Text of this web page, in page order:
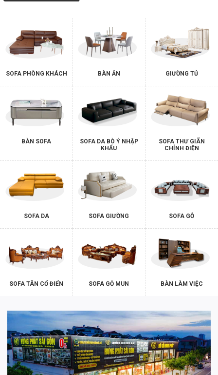
SOFA PHÒNG KHÁCH BÀN ĂN GIƯỜNG TỦ
BÀN SOFA
SOFA DA BÒ Ý NHẬP
KHẨU
SOFA THƯ GIÃN
CHỈNH ĐIỆN
SOFA DA SOFA GIƯỜNG SOFA GỖ
SOFA TÂN CỔ ĐIỂN SOFA GỖ MUN BÀN LÀM VIỆC